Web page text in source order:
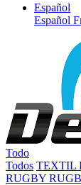
Español
Español
Todo
Todos TEXTIL
RUGBY